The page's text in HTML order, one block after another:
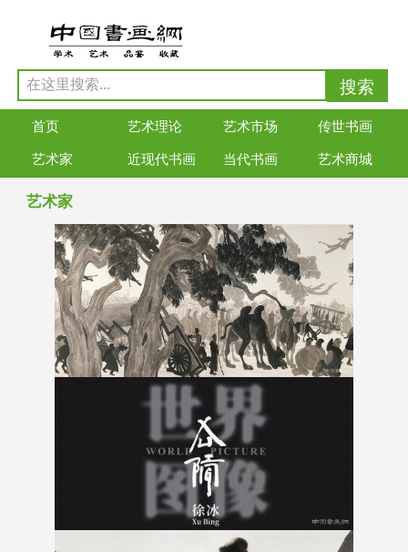
首页 艺术理论 艺术市场 传世书画
艺术家 近现代书画 当代书画 艺术商城
艺术家